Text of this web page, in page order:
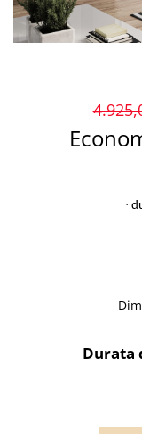
·
Durata